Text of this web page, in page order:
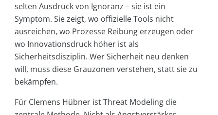
selten Ausdruck von Ignoranz – sie ist ein
Symptom. Sie zeigt, wo offizielle Tools nicht
ausreichen, wo Prozesse Reibung erzeugen oder
wo Innovationsdruck höher ist als
Sicherheitsdisziplin. Wer Sicherheit neu denken
will, muss diese Grauzonen verstehen, statt sie zu
bekämpfen.
Für Clemens Hübner ist Threat Modeling die